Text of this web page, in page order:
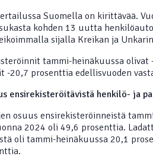
Suomella on kirittävää.
kohden 13 uutta
sijalla Kreikan ja
tammi-heinäkuussa
20,7 prosenttia edellisvuoden
ensirekisteröitävistä henkilö- ja
osuus ensirekisteröinneistä
2024 oli 49,6 prosenttia.
oli tammi-heinäkuussa 20,1